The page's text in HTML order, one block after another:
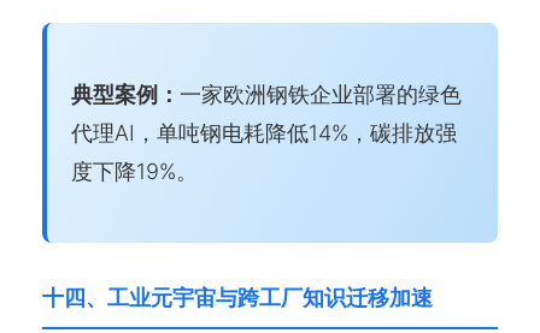
典型案例： 一家欧洲钢铁企业部署的绿色
代理AI，单吨钢电耗降低14%，碳排放强
度下降19%。
十四、工业元宇宙与跨工厂知识迁移加速